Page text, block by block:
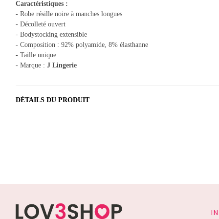
Caractéristiques :
- Robe résille noire à manches longues
- Décolleté ouvert
- Bodystocking extensible
- Composition : 92% polyamide, 8% élasthanne
- Taille unique
- Marque : J Lingerie
DÉTAILS DU PRODUIT